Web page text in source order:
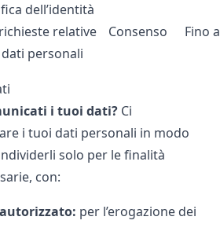
dell’identità
relative
personali
Consenso Fino
i tuoi dati? Ci
i tuoi dati personali in modo
solo per le finalità
con:
per l’erogazione dei